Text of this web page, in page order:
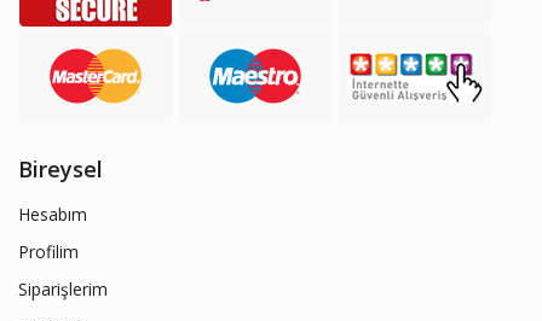
Bireysel
Hesabım
Profilim
Siparişlerim